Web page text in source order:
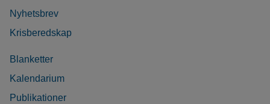
Nyhetsbrev
Krisberedskap
Blanketter
Kalendarium
Publikationer